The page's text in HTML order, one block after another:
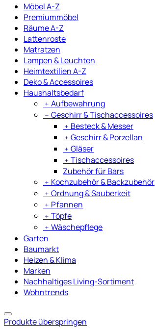
Möbel A-Z
Premiummöbel
Räume A-Z
Lattenroste
Matratzen
Lampen & Leuchten
Heimtextilien A-Z
Deko & Accessoires
Haushaltsbedarf
﹢ Aufbewahrung
﹣ Geschirr & Tischaccessoires
﹢ Besteck & Messer
﹢ Geschirr & Porzellan
﹢ Gläser
﹢ Tischaccessoires
Zubehör für Bars
﹢ Kochzubehör & Backzubehör
﹢ Ordnung & Sauberkeit
﹢ Pfannen
﹢ Töpfe
﹢ Wäschepflege
Garten
Baumarkt
Heizen & Klima
Marken
Nachhaltiges Living-Sortiment
Wohntrends
Produkte überspringen